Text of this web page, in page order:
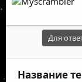
Для
Название